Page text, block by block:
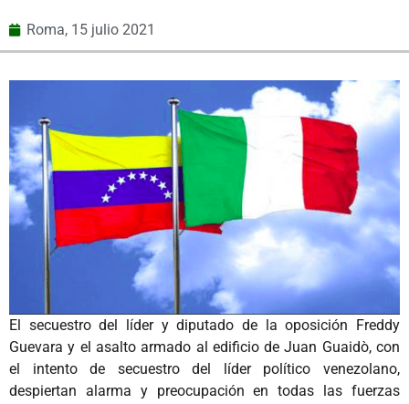
Roma, 15 julio 2021
El secuestro del líder y diputado de la oposición Freddy
Guevara y el asalto armado al edificio de Juan Guaidò, con
el intento de secuestro del líder político venezolano,
despiertan alarma y preocupación en todas las fuerzas